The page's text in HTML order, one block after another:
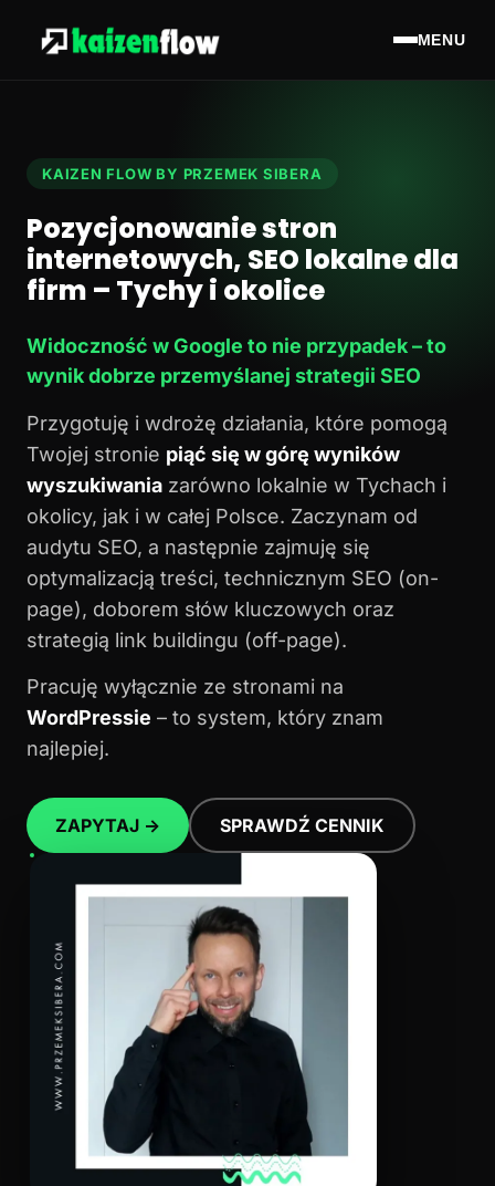
MENU
KAIZEN FLOW BY PRZEMEK SIBERA
Pozycjonowanie stron
internetowych, SEO lokalne dla
firm – Tychy i okolice
Widoczność w Google to nie przypadek – to
wynik dobrze przemyślanej strategii SEO
Przygotuję i wdrożę działania, które pomogą
Twojej stronie piąć się w górę wyników
wyszukiwania zarówno lokalnie w Tychach i
okolicy, jak i w całej Polsce. Zaczynam od
audytu SEO, a następnie zajmuję się
optymalizacją treści, technicznym SEO (on-
page), doborem słów kluczowych oraz
strategią link buildingu (off-page).
Pracuję wyłącznie ze stronami na
WordPressie – to system, który znam
najlepiej.
ZAPYTAJ → SPRAWDŹ CENNIK